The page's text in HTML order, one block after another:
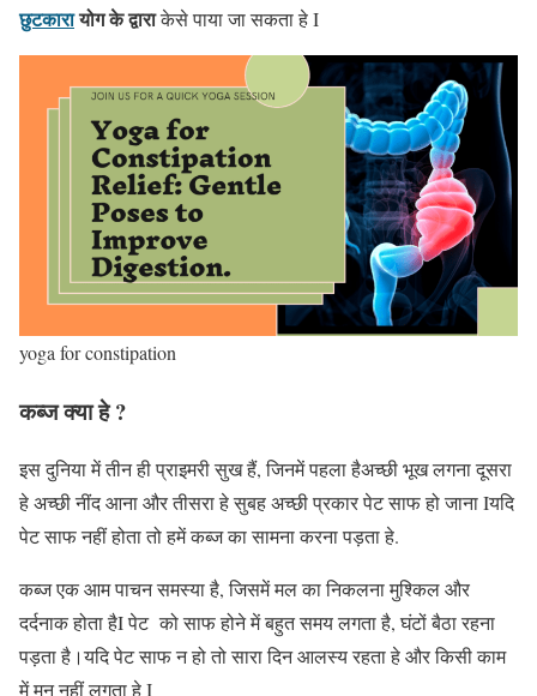
छुटकारायोग के द्वाराकेसे पाया जा सकता हे I
yoga for constipation
कब्ज क्या हे ?
इस दुनिया में तीन ही प्राइमरी सुख हैं, जिनमें पहला हैअच्छी भूख लगना दूसरा
हे अच्छी नींद आना और तीसरा हे सुबह अच्छी प्रकार पेट साफ हो जाना Iयदि
पेट साफ नहीं होता तो हमें कब्ज का सामना करना पड़ता हे.
कब्ज एक आम पाचन समस्या है, जिसमें मल का निकलना मुश्किल और
दर्दनाक होता हैI पेट को साफ होने में बहुत समय लगता है, घंटों बैठा रहना
पड़ता है।यदि पेट साफ न हो तो सारा दिन आलस्य रहता हे और किसी काम
में मन नहीं लगता हे I